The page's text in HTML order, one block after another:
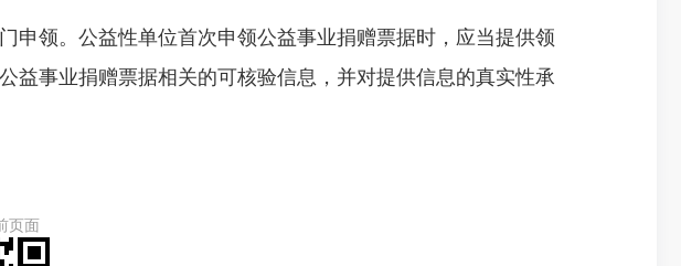
领。公益性单位首次申领公益事业捐赠票据时，应当提供领
益事业捐赠票据相关的可核验信息，并对提供信息的真实性承
页面